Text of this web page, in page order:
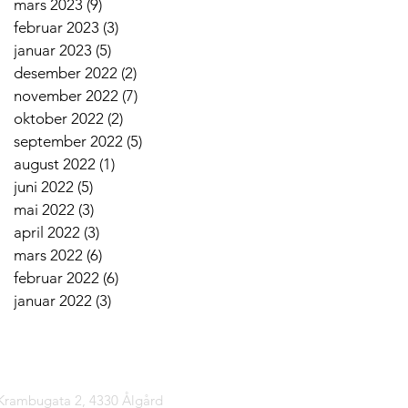
mars 2023 (9)
februar 2023 (3)
januar 2023 (5)
desember 2022 (2)
november 2022 (7)
oktober 2022 (2)
september 2022 (5)
august 2022 (1)
juni 2022 (5)
mai 2022 (3)
april 2022 (3)
mars 2022 (6)
februar 2022 (6)
januar 2022 (3)
2, 4330 Ålgård